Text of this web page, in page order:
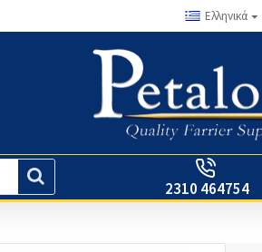
Ελληνικά
2310 464754